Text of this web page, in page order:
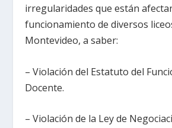
irregularidades que están
funcionamiento de diversos
Montevideo, a saber:
– Violación del Estatuto del
Docente.
– Violación de la Ley de